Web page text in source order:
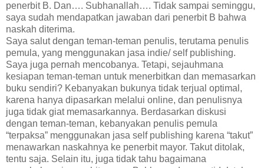
penerbit B. Dan…. Subhanallah…. Tidak sampai seminggu,
saya sudah mendapatkan jawaban dari penerbit B bahwa
naskah diterima.
Saya salut dengan teman-teman penulis, terutama penulis
pemula, yang menggunakan jasa indie/ self publishing.
Saya juga pernah mencobanya. Tetapi, sejauhmana
kesiapan teman-teman untuk menerbitkan dan memasarkan
buku sendiri? Kebanyakan bukunya tidak terjual optimal,
karena hanya dipasarkan melalui online, dan penulisnya
juga tidak giat memasarkannya. Berdasarkan diskusi
dengan teman-teman, kebanyakan penulis pemula
“terpaksa” menggunakan jasa self publishing karena “takut”
menawarkan naskahnya ke penerbit mayor. Takut ditolak,
tentu saja. Selain itu, juga tidak tahu bagaimana